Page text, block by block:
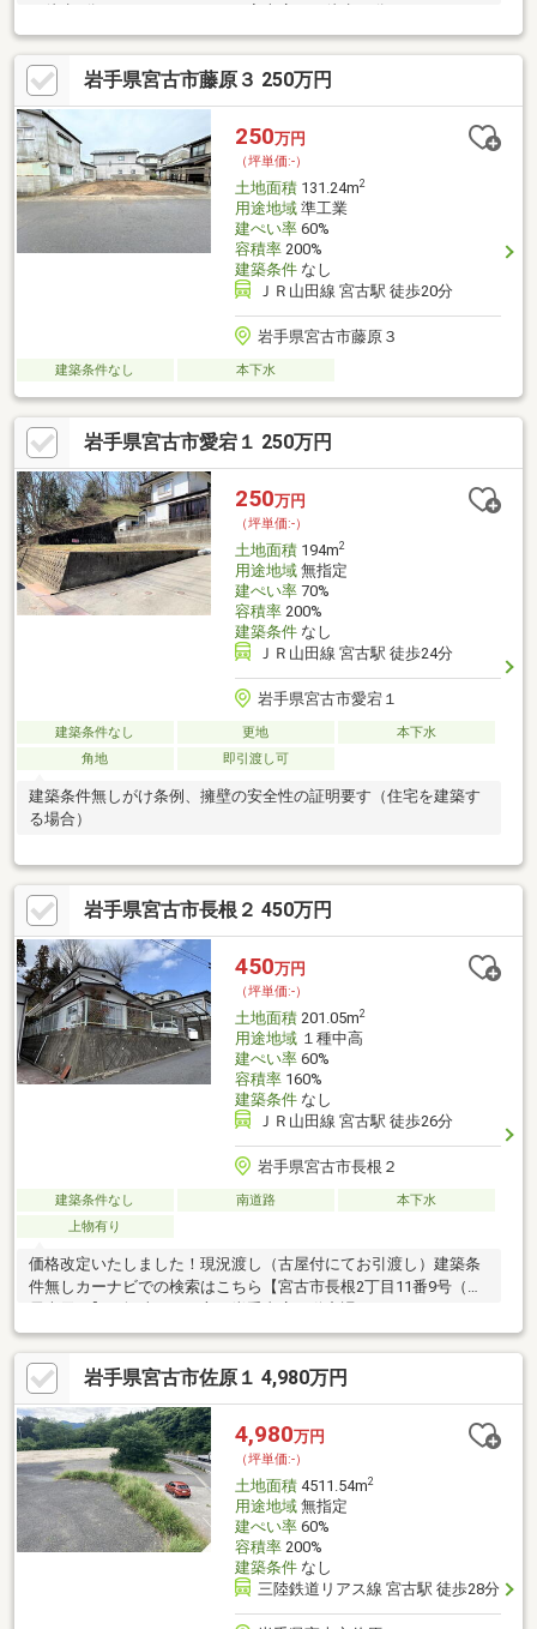
で徒歩4分（300m）、マルイチ宮古店まで徒歩10分（800m）。
岩手県宮古市藤原３ 250万円
250万円
（坪単価:-）
土地面積131.24m2
用途地域準工業
建ぺい率60%
容積率200%
建築条件なし
ＪＲ山田線 宮古駅 徒歩20分
岩手県宮古市藤原３
建築条件なし 本下水
岩手県宮古市愛宕１ 250万円
250万円
（坪単価:-）
土地面積194m2
用途地域無指定
建ぺい率70%
容積率200%
建築条件なし
ＪＲ山田線 宮古駅 徒歩24分
岩手県宮古市愛宕１
建築条件なし 更地
本下水
角地
即引渡し可
建築条件無しがけ条例、擁壁の安全性の証明要す（住宅を建築す
る場合）
岩手県宮古市長根２ 450万円
450万円
（坪単価:-）
土地面積201.05m2
用途地域１種中高
建ぺい率60%
容積率160%
建築条件なし
ＪＲ山田線 宮古駅 徒歩26分
岩手県宮古市長根２
建築条件なし 南道路
本下水
上物有り
価格改定いたしました！現況渡し（古屋付にてお引渡し）建築条
件無しカーナビでの検索はこちら【宮古市長根2丁目11番9号（住
までご連絡ください！
岩手県宮古市佐原１ 4,980万円
4,980万円
（坪単価:-）
土地面積4511.54m2
用途地域無指定
建ぺい率60%
容積率200%
建築条件なし
三陸鉄道リアス線 宮古駅 徒歩28分